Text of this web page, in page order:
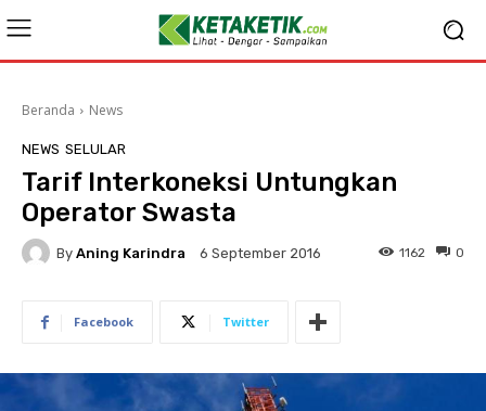
Beranda News
NEWS SELULAR
Tarif Interkoneksi Untungkan
Operator Swasta
By Aning Karindra 6 September 2016 0
1162
Facebook Twitter